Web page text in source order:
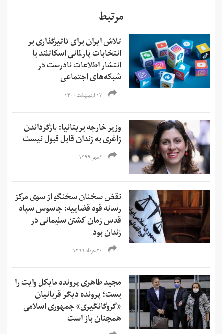
مرتبط
تلاش ایران برای تاثیرگذاری بر
انتخابات پارلمانی اسکاتلند با
انتشار اطلاعات نادرست در
شبکه‌های اجتماعی
۱۳ اردیبهشت ۱۴۰۰
وزیر خارجه بریتانیا: بازگرداندن
زاغری به زندان قابل قبول نیست
۲ مهر ۱۳۹۹
نقض سخنان سخنگو از سوی مرکز
رسانه قوه قضاییه: جاسوس سپاه
قدس زمان کشتن سلیمانی در
زندان بود
۲۰ خرداد ۱۳۹۹
مجید طاهری پرونده مایکل وایت را
بست؛ پرونده دیگر قربانیان
«گروگانگیری» جمهوری اسلامی
همچنان باز است